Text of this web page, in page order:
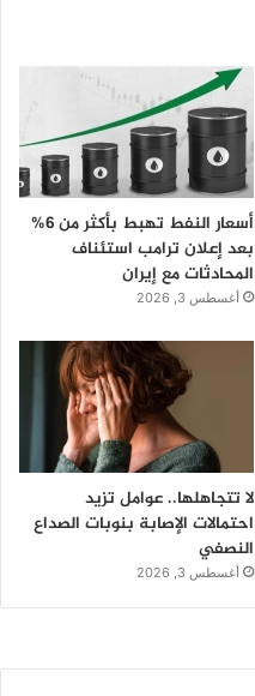
أسعار النفط تهبط بأكثر من 6%
بعد إعلان ترامب استئناف
المحادثات مع إيران
أغسطس 3, 2026
لا تتجاهلها.. عوامل تزيد
احتمالات الإصابة بنوبات الصداع
النصفي
أغسطس 3, 2026